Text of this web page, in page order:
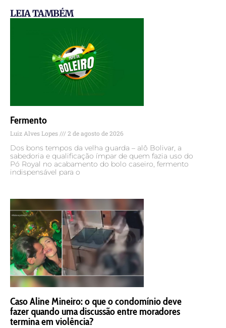
LEIA TAMBÉM
Fermento
Luiz Alves Lopes 2 de agosto de 2026
Dos bons tempos da velha guarda – alô Bolivar, a
sabedoria e qualificação ímpar de quem fazia uso do
Pó Royal no acabamento do bolo caseiro, fermento
indispensável para o
Caso Aline Mineiro: o que o condomínio deve
fazer quando uma discussão entre moradores
termina em violência?